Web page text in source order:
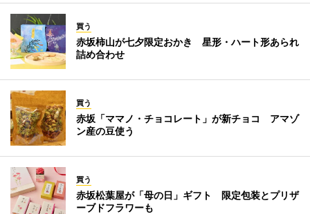
買う
赤坂柿山が七夕限定おかき 星形・ハート形あられ
詰め合わせ
買う
赤坂「ママノ・チョコレート」が新チョコ アマゾ
ン産の豆使う
買う
赤坂松葉屋が「母の日」ギフト 限定包装とプリザ
ーブドフラワーも